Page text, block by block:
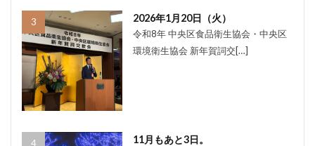
2026年1月20日（火）
令和8年 中央区食品衛生協会・中央区
環境衛生協会 新年賀詞交[…]
11月もあと3日。